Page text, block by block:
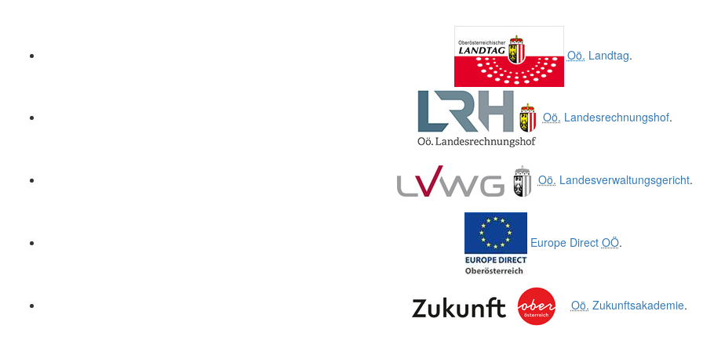
Oö. Landtag.
Oö. Landesrechnungshof.
Oö. Landesverwaltungsgericht.
Europe Direct OÖ.
Oö. Zukunftsakademie.